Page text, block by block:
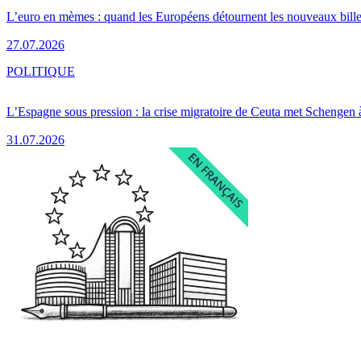
L’euro en mèmes : quand les Européens détournent les nouveaux
27.07.2026
L’Espagne sous pression : la crise migratoire de Ceuta met Schengen
31.07.2026
POLITIQUE